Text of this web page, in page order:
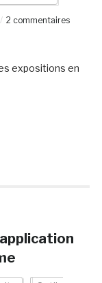
2 commentaires
expositions en